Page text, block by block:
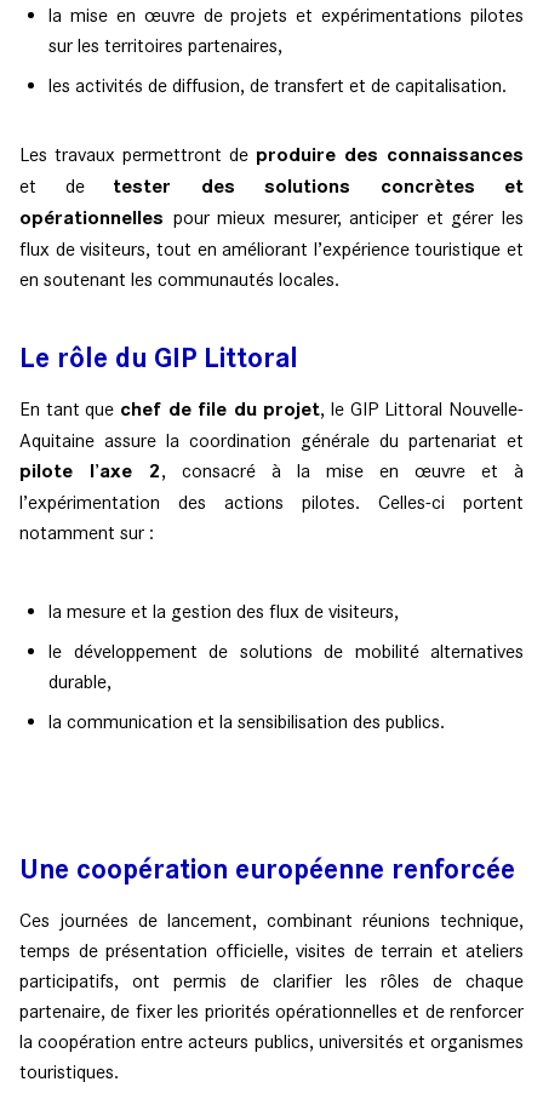
la mise en œuvre de projets et expérimentations pilotes
sur les territoires partenaires,
les activités de diffusion, de transfert et de capitalisation.
Les travaux permettront de produire des connaissances
et de tester des solutions concrètes et
opérationnelles pour mieux mesurer, anticiper et gérer les
flux de visiteurs, tout en améliorant l’expérience touristique et
en soutenant les communautés locales.
Le rôle du GIP Littoral
En tant que chef de file du projet, le GIP Littoral Nouvelle-
Aquitaine assure la coordination générale du partenariat et
pilote l’axe 2, consacré à la mise en œuvre et à
l’expérimentation des actions pilotes. Celles-ci portent
notamment sur :
la mesure et la gestion des flux de visiteurs,
le développement de solutions de mobilité alternatives
durable,
la communication et la sensibilisation des publics.
Une coopération européenne renforcée
Ces journées de lancement, combinant réunions technique,
temps de présentation officielle, visites de terrain et ateliers
participatifs, ont permis de clarifier les rôles de chaque
partenaire, de fixer les priorités opérationnelles et de renforcer
la coopération entre acteurs publics, universités et organismes
touristiques.